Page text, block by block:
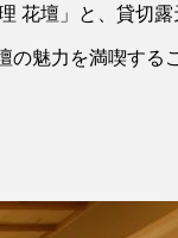
花壇」と、貸切
の魅力を満喫する